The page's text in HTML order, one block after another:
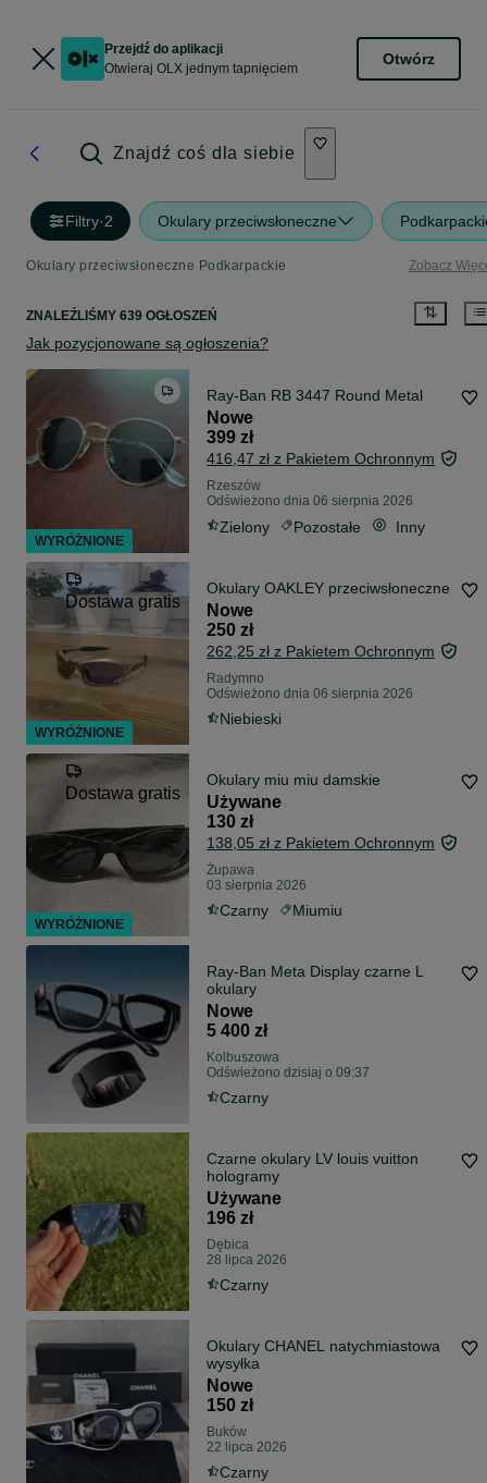
Przejdź do aplikacji
Otwieraj OLX jednym tapnięciem
Otwórz
Znajdź coś dla siebie
Filtry·2 Okulary przeciwsłoneczne
Okulary przeciwsłoneczne Podkarpackie Zobacz
ZNALEŹLIŚMY 639 OGŁOSZEŃ
Jak pozycjonowane są ogłoszenia?
Ray-Ban RB 3447 Round Metal
Nowe
399 zł
416,47 zł z Pakietem Ochronnym
Rzeszów
Odświeżono dnia 06 sierpnia 2026
Zielony Pozostałe Inny
Dostawa gratis
Okulary OAKLEY przeciwsłoneczne
Nowe
250 zł
262,25 zł z Pakietem Ochronnym
Radymno
Odświeżono dnia 06 sierpnia 2026
Niebieski
Dostawa gratis
Okulary miu miu damskie
Używane
130 zł
138,05 zł z Pakietem Ochronnym
Żupawa
03 sierpnia 2026
Czarny Miumiu
Ray-Ban Meta Display czarne L
okulary
Nowe
5 400 zł
Kolbuszowa
Odświeżono dzisiaj o 09:37
Czarny
Czarne okulary LV louis vuitton
hologramy
Używane
196 zł
Dębica
28 lipca 2026
Czarny
Okulary CHANEL natychmiastowa
wysyłka
Nowe
150 zł
Buków
22 lipca 2026
Czarny
WYRÓŻNIONE
WYRÓŻNIONE
WYRÓŻNIONE